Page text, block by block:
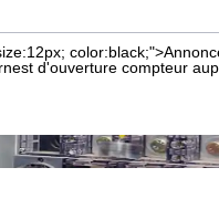
d'ouverture compteur